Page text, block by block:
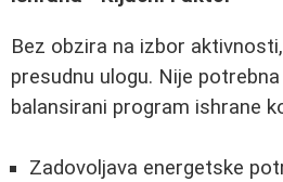
Bez obzira na izbor
presudnu ulogu. Nije
balansirani program ishrane
Zadovoljava energetske